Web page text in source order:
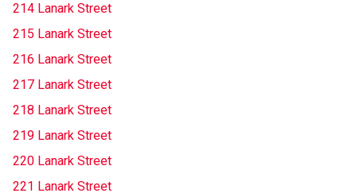
214 Lanark Street
215 Lanark Street
216 Lanark Street
217 Lanark Street
218 Lanark Street
219 Lanark Street
220 Lanark Street
221 Lanark Street